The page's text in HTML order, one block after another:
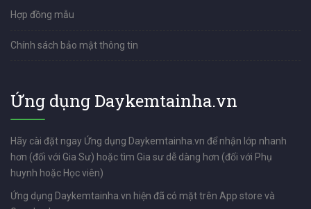
Hợp đồng mẫu
Chính sách bảo mật thông tin
Ứng dụng Daykemtainha.vn
Hãy cài đặt ngay Ứng dụng Daykemtainha.vn để nhận lớp nhanh
hơn (đối với Gia Sư) hoặc tìm Gia sư dễ dàng hơn (đối với Phụ
huynh hoặc Học viên)
Ứng dụng Daykemtainha.vn hiện đã có mặt trên App store và